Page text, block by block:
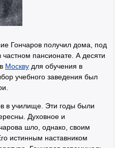
Гончаров получил дома, под
пансионате. А десяти
Москву для обучения в
учебного заведения был
в училище. Эти годы были
Духовное и
шло, однако, своим
истинным наставником